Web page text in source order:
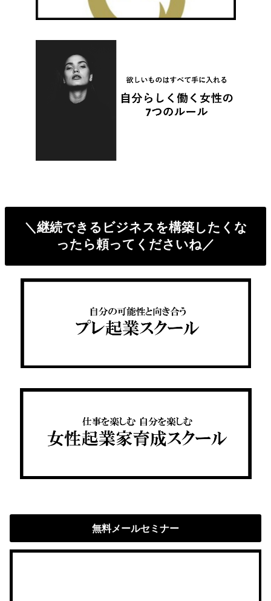
＼継続できるビジネスを構築したくな
ったら頼ってくださいね／
無料メールセミナー